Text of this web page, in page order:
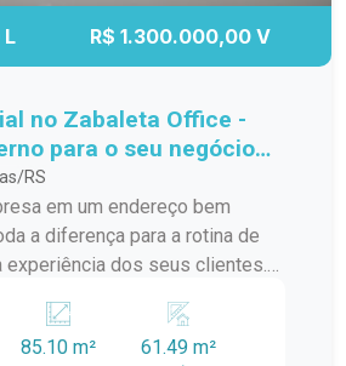
R$ 1.300.000,00 V
no Zabaleta Office -
para o seu negócio
estratégica
RS
em um endereço bem
a diferença para a rotina de
experiência dos seus clientes.
funcional e com excelente
proporcionando conforto e
85.10 m² 61.49 m²